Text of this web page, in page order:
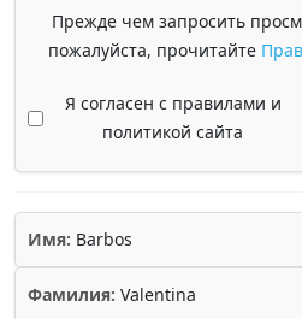
Прежде чем запросить
пожалуйста, прочитайте
Я согласен с правилами и
политикой сайта
Имя: Barbos
Фамилия: Valentina